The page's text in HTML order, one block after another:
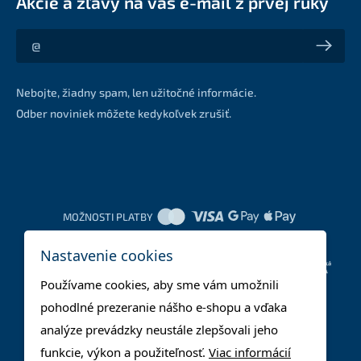
Akcie a zľavy na váš e-mail z prvej ruky
Nebojte, žiadny spam, len užitočné informácie.
Odber noviniek môžete kedykoľvek zrušiť.
MOŽNOSTI PLATBY
Nastavenie cookies
Používame cookies, aby sme vám umožnili
pohodlné prezeranie nášho e-shopu a vďaka
analýze prevádzky neustále zlepšovali jeho
funkcie, výkon a použiteľnosť. Viac informácií